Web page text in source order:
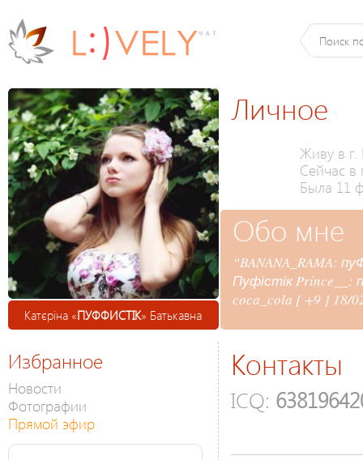
Катєріна «ПУФФИСТІК» Батькавна
Личное
Живу в г.
Сейчас в
Была 11
Обо мне
“BANANA_RAMA:
Пуфістік Prince__:
coca_cola [ +9 ] 18/
Избранное
Новости
Фотографии
Прямой эфир
Контакты
ICQ: